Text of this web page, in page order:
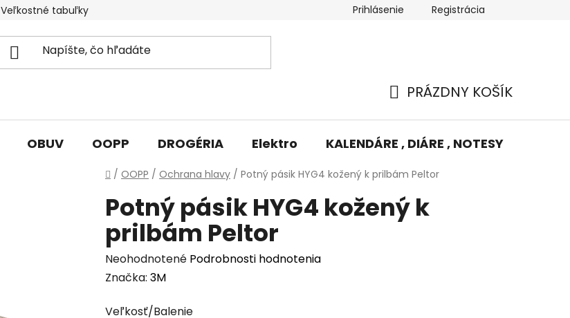
Veľkostné tabuľky Výmena tovaru Odstúpenie od
Prihlásenie Registrácia
KOŠÍK
PRÁZDNY KOŠÍK
OBUV OOPP DROGÉRIA Elektro KALENDÁRE , DIÁRE , NOTESY
Domov
/ OOPP / Ochrana hlavy / Potný pásik HYG4 kožený k prilbám Peltor
Potný pásik HYG4 kožený k
prilbám Peltor
Priemerné
hodnotenie
je
Neohodnotené Podrobnosti hodnotenia
Značka: 3M
Veľkosť/Balenie